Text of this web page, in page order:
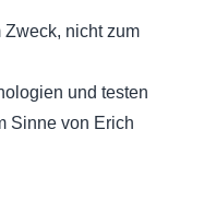
Zweck, nicht zum
und testen
Sinne von Erich